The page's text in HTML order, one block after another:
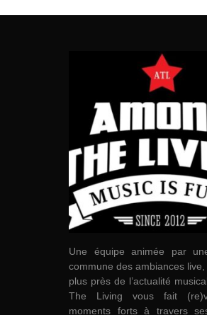
Une équipe animée par
commune des ambiances
plus près de l’actualité
The Living vous fait
moments forts à travers